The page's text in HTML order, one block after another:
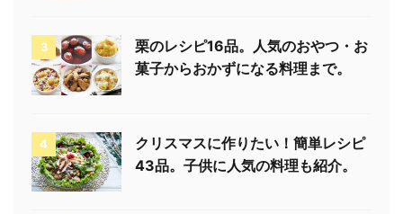
3
栗のレシピ16品。人気のおやつ・お
菓子からおかずになる料理まで。
4
クリスマスに作りたい！簡単レシピ
43品。子供に人気の料理も紹介。